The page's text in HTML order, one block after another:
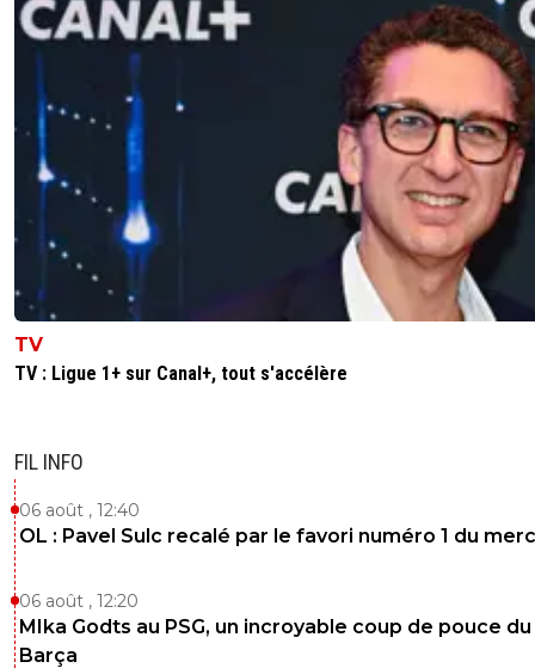
TV
TV : Ligue 1+ sur Canal+, tout s'accélère
FIL INFO
06 août , 12:40
OL : Pavel Sulc recalé par le favori numéro 1 du
06 août , 12:20
MIka Godts au PSG, un incroyable coup de pouce du
Barça